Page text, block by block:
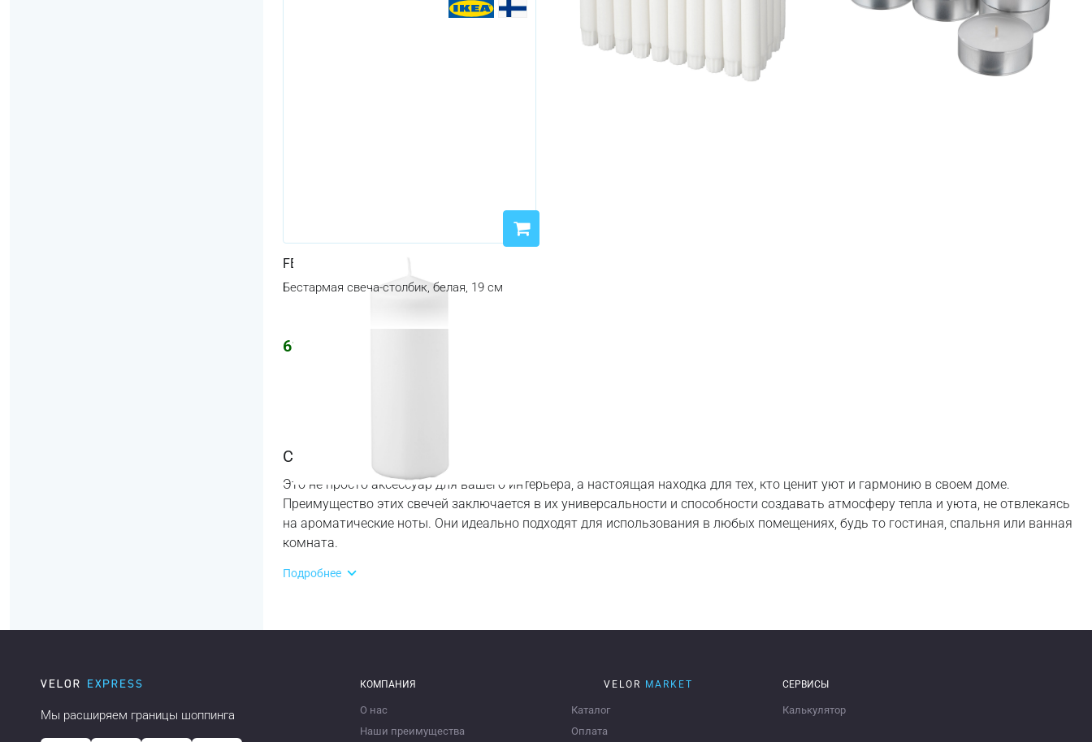
FENOMEN
Бестармая свеча-столбик, белая, 19 см
610
Свечи без аромата от ИКЕА
Это не просто аксессуар для вашего интерьера, а настоящая находка для тех, кто ценит уют и гармонию в своем доме.
Преимущество этих свечей заключается в их универсальности и способности создавать атмосферу тепла и уюта, не отвлекаясь
на ароматические ноты. Они идеально подходят для использования в любых помещениях, будь то гостиная, спальня или ванная
комната.
Подробнее
Мы расширяем границы шоппинга
КОМПАНИЯ
О нас
Наши преимущества
VELOR MARKET
Каталог
Оплата
СЕРВИСЫ
Калькулятор